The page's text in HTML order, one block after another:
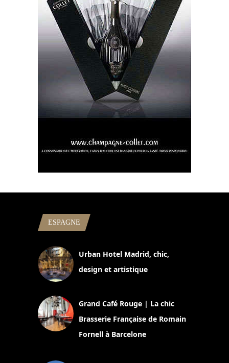
ESPAGNE
Urban Hotel Madrid, chic,
design et artistique
Grand Café Rouge | La chic
Brasserie Française de Romain
Fornell à Barcelone